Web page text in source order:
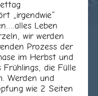
„irgendwie“
Leben
wir werden
Prozess der
im Herbst und
die Fülle
Werden und
wie 2 Seiten